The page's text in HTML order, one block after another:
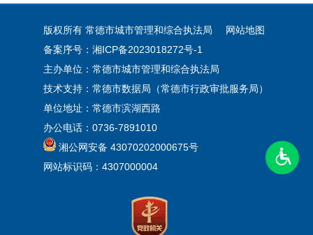
版权所有 常德市城市管理和综合执法局
网站地图
备案序号：湘ICP备2023018272号-1
主办单位：常德市城市管理和综合执法局
技术支持：常德市数据局（常德市行政审批服务局）
单位地址：常德市滨湖西路
办公电话：0736-7891010
湘公网安备 43070202000675号
网站标识码：4307000004